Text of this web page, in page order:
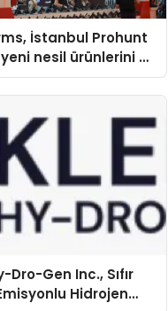
İstanbul Prohunt
nesil ürünlerini ve
vizyonunu
Dro-Gen Inc., Sıfır
Hidrojen